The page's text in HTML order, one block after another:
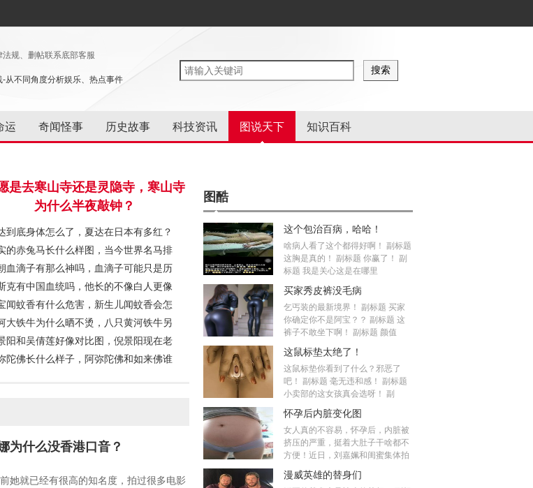
法规、删帖联系底部客服
-从不同角度分析娱乐、热点事件
运 奇闻怪事 历史故事 科技资讯 图说天下 知识百科
是去寒山寺还是灵隐寺，寒山寺
为什么半夜敲钟？
到底身体怎么了，夏达在日本有多红？
的赤兔马长什么样图，当今世界名马排
是什么马？
血滴子有那么神吗，血滴子可能只是历
而已！
克有中国血统吗，他长的不像白人更像
闻蚊香有什么危害，新生儿闻蚊香会怎
大铁牛为什么晒不烫，八只黄河铁牛另
哪里？
阳和吴倩莲好像对比图，倪景阳现在老
？
陀佛长什么样子，阿弥陀佛和如来佛谁
为什么没香港口音？
她就已经有很高的知名度，拍过很多电影
图酷
这个包治百病，哈哈！
啥病人看了这个都得好啊！ 副标题
这胸是真的！ 副标题 你赢了！ 副
标题 我是关心这是在哪里
买家秀皮裤没毛病
乞丐装的最新境界！ 副标题 买家
你确定你不是阿宝？？ 副标题 这
裤子不敢坐下啊！ 副标题 颜值
这鼠标垫太绝了！
这鼠标垫你看到了什么？邪恶了
吧！ 副标题 毫无违和感！ 副标题
小卖部的这女孩真会选呀！ 副
怀孕后内脏变化图
女人真的不容易，怀孕后，内脏被
挤压的严重，挺着大肚子干啥都不
方便！近日，刘嘉姵和闺蜜集体拍
漫威英雄的替身们